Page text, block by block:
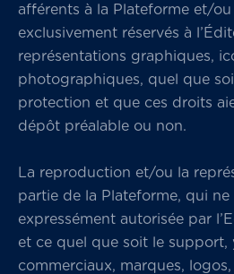
afférents à la Plateforme et/ou
exclusivement réservés à
représentations graphiques,
photographiques, quel que
protection et que ces droits
dépôt préalable ou non.
La reproduction et/ou la
partie de la Plateforme, qui ne
expressément autorisée par
et ce quel que soit le support,
commerciaux, marques,